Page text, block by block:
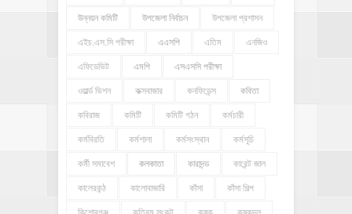
উন্নয়ন কমিটি উপজেলা নির্বাচন উপজেলা প্রশাসন
এইচ.এস.সি পরীক্ষা এএসপি এতিম এনজিও
এফিডেভিট এমপি এসএসসি পরীক্ষা
ওয়ার্ল্ড ভিশন কক্সবাজার কনফিডেন্স কবিতা
কবিরাজ কমিটি কমিটি গঠন কর্মচারী
কর্মবিরতি কর্মশালা কর্মসংস্থান কর্মসূচি
কর্মী সমাবেশ কলকাতা কারাদন্ড কারেন্ট জাল
কালেরকন্ঠ কালোবাজারি কাঁসা কাঁসা শিল্প